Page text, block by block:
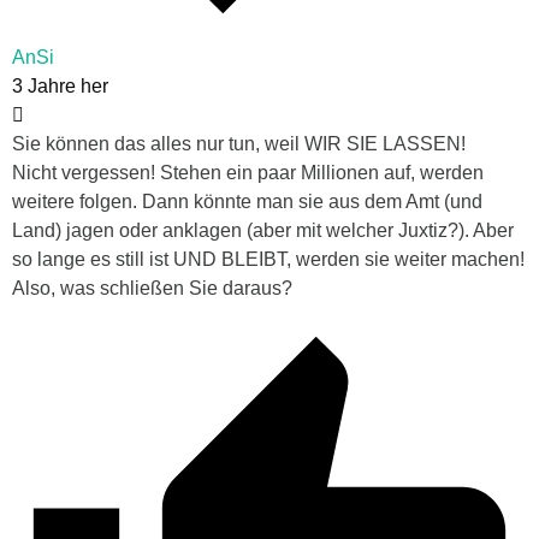
AnSi
3 Jahre her
Sie können das alles nur tun, weil WIR SIE LASSEN!
Nicht vergessen! Stehen ein paar Millionen auf, werden
weitere folgen. Dann könnte man sie aus dem Amt (und
Land) jagen oder anklagen (aber mit welcher Juxtiz?). Aber
so lange es still ist UND BLEIBT, werden sie weiter machen!
Also, was schließen Sie daraus?